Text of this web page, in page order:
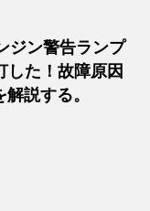
ジン警告ランプ
した！故障原因
説する。